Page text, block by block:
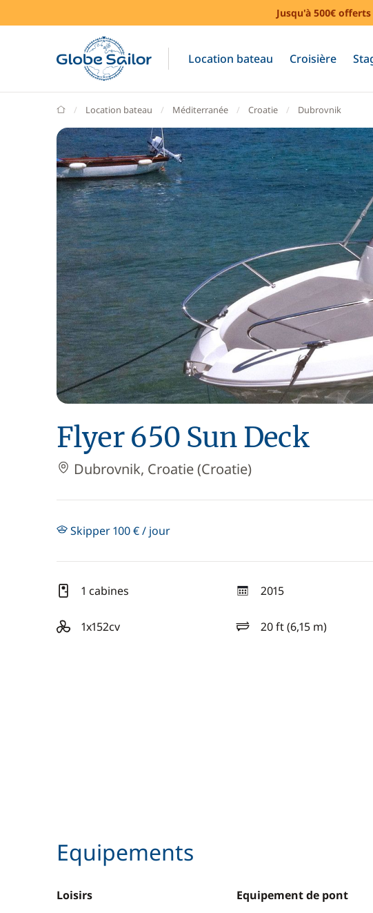
Jusqu'à 500€ offerts
Location bateau Croisière
GlobeSailor
Location bateau Méditerranée Croatie Dubrovnik
Flyer 650 Sun Deck
Dubrovnik, Croatie (Croatie)
Skipper 100 € / jour
1 cabines 2015
année
1x152cv
motorisation 20 ft (6,15 m)
longueur
Equipements
Loisirs
Equipement de pont